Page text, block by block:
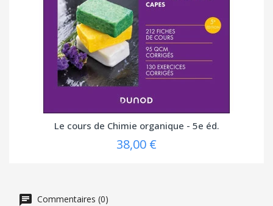
Le cours de Chimie organique - 5e éd.
38,00 €
Commentaires (0)